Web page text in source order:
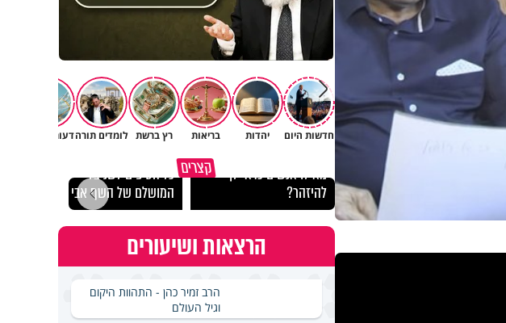
חדשות היום יהדות בריאות רץ ברשת לומדים תורהדעות וטורים
קצרים
מאילו אנשים כדאי לך
להיזהר?
כל הטיפים לשניצל
המושלם של השף אבי לוי
הרצאות ושיעורים
הרב זמיר כהן - התהוות היקום
וגיל העולם